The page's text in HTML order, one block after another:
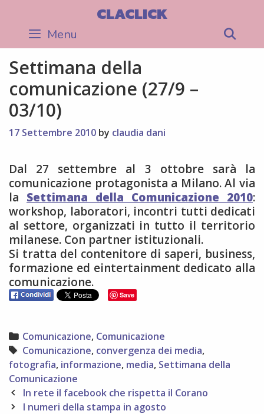
content
CLACLICK
Menu
Settimana della
comunicazione (27/9 –
03/10)
17 Settembre 2010 by claudia dani
Dal 27 settembre al 3 ottobre sarà la
comunicazione protagonista a Milano. Al via
la Settimana della Comunicazione 2010:
workshop, laboratori, incontri tutti dedicati
al settore, organizzati in tutto il territorio
milanese. Con partner istituzionali.
Si tratta del contenitore di saperi, business,
formazione ed eintertainment dedicato alla
comunicazione.
Save
Categories
Comunicazione, Comunicazione
Tags
Comunicazione, convergenza dei media,
fotografia, informazione, media, Settimana della
Comunicazione
Post
navigation
In rete il facebook che rispetta il Corano
I numeri della stampa in agosto